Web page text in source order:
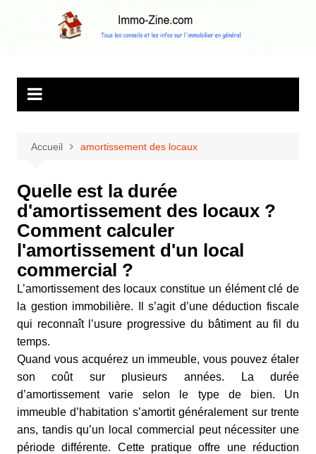
Immo Zine, le
d'information sur
Tous les conseils et les infos sur l'immobilier en général
Accueil amortissement des locaux
Quelle est la durée
d'amortissement des locaux ?
Comment calculer
l'amortissement d'un local
commercial ?
L’amortissement des locaux constitue un élément clé de
la gestion immobilière. Il s’agit d’une déduction fiscale
qui reconnaît l’usure progressive du bâtiment au fil du
temps.
Quand vous acquérez un immeuble, vous pouvez étaler
son coût sur plusieurs années. La durée
d’amortissement varie selon le type de bien. Un
immeuble d’habitation s’amortit généralement sur trente
ans, tandis qu’un local commercial peut nécessiter une
période différente. Cette pratique offre une réduction